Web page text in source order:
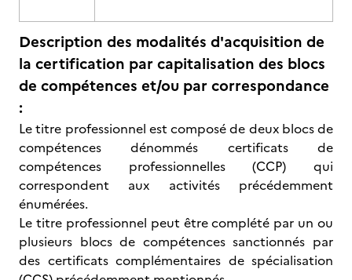
Description des modalités d'acquisition de
la certification par capitalisation des blocs
de compétences et/ou par correspondance
:
Le titre professionnel est composé de deux blocs de
compétences dénommés certificats de
compétences professionnelles (CCP) qui
correspondent aux activités précédemment
énumérées.
Le titre professionnel peut être complété par un ou
plusieurs blocs de compétences sanctionnés par
des certificats complémentaires de spécialisation